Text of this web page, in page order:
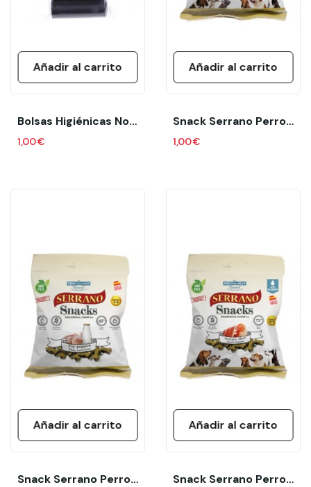
Añadir al carrito
Bolsas Higiénicas Nobleza 3 Rollos
1,00 €
Añadir al carrito
Snack Serrano Perros Pavo Bolsa 85 Gr
1,00 €
Añadir al carrito
Snack Serrano Perros Cachorros Bolsa 85 Gr Puppies
Añadir al carrito
Snack Serrano Perros Jamón Serrano Bolsa 85 Gr